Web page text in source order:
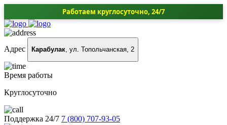
Работаем круглосуточно, 24/7
Адрес Карабулак, ул. Топольчанская, 2
Время работы
Круглосуточно
Поддержка 24/7 7 (800) 707-93-05